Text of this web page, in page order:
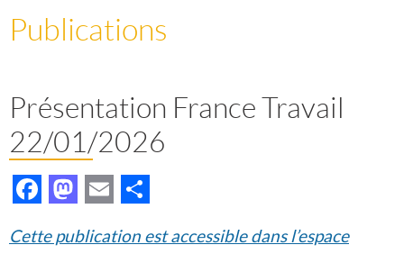
Publications
Présentation France Travail
22/01/2026
Facebook
Mastodon
Email
Cette publication est accessible dans l’espace